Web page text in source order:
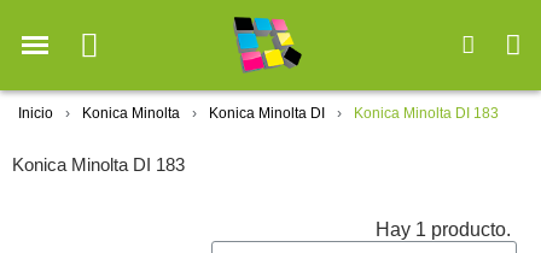
Inicio Konica Minolta Konica Minolta DI Konica Minolta DI 183
Konica Minolta DI 183
Hay 1 producto.